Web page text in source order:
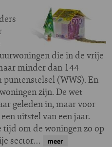
die in de vrije
minder dan 144
(WWS). En
zijn. De wet
geleden in, maar voor
uitstel van een jaar.
om de woningen zo op
sector…
meer